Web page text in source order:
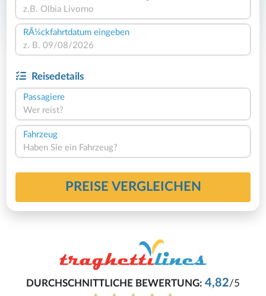
RÃ¼ckfahrtdatum eingeben
Reisedetails
Passagiere
Wer reist?
Fahrzeug
Haben Sie ein Fahrzeug?
PREISE VERGLEICHEN
BEWERTUNG:4,82/5